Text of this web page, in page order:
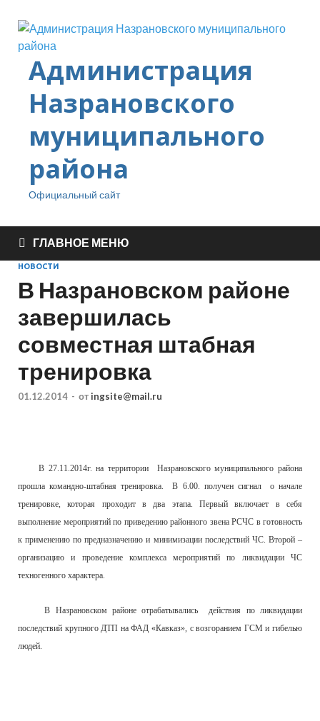
Администрация
Назрановского
муниципального
района
Официальный сайт
ГЛАВНОЕ МЕНЮ
НОВОСТИ
В Назрановском районе
завершилась
совместная штабная
тренировка
01.12.2014 - от ingsite@mail.ru
В 27.11.2014г. на территории Назрановского муниципального района
прошла командно-штабная тренировка. В 6.00. получен сигнал о начале
тренировке, которая проходит в два этапа. Первый включает в себя
выполнение мероприятий по приведению районного звена РСЧС в готовность
к применению по предназначению и минимизации последствий ЧС. Второй –
организацию и проведение комплекса мероприятий по ликвидации ЧС
техногенного характера.
В Назрановском районе отрабатывались действия по ликвидации
последствий крупного ДТП на ФАД «Кавказ», с возгоранием ГСМ и гибелью
людей.